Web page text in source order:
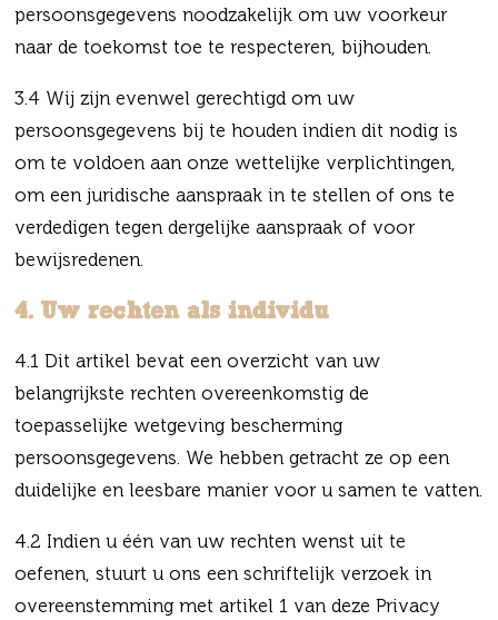
persoonsgegevens noodzakelijk om uw voorkeur
naar de toekomst toe te respecteren, bijhouden.
3.4 Wij zijn evenwel gerechtigd om uw
persoonsgegevens bij te houden indien dit nodig is
om te voldoen aan onze wettelijke verplichtingen,
om een juridische aanspraak in te stellen of ons te
verdedigen tegen dergelijke aanspraak of voor
bewijsredenen.
4. Uw rechten als individu
4.1 Dit artikel bevat een overzicht van uw
belangrijkste rechten overeenkomstig de
toepasselijke wetgeving bescherming
persoonsgegevens. We hebben getracht ze op een
duidelijke en leesbare manier voor u samen te vatten.
4.2 Indien u één van uw rechten wenst uit te
oefenen, stuurt u ons een schriftelijk verzoek in
overeenstemming met artikel 1 van deze Privacy